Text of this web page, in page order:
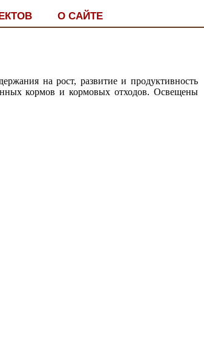
О САЙТЕ
на рост, развитие и продуктивность
кормов и кормовых отходов. Освещены